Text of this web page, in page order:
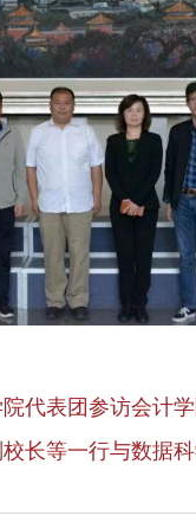
代表团参访会计
长等一行与数据